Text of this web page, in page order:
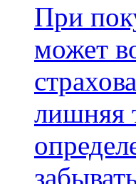
При
может
лишняя